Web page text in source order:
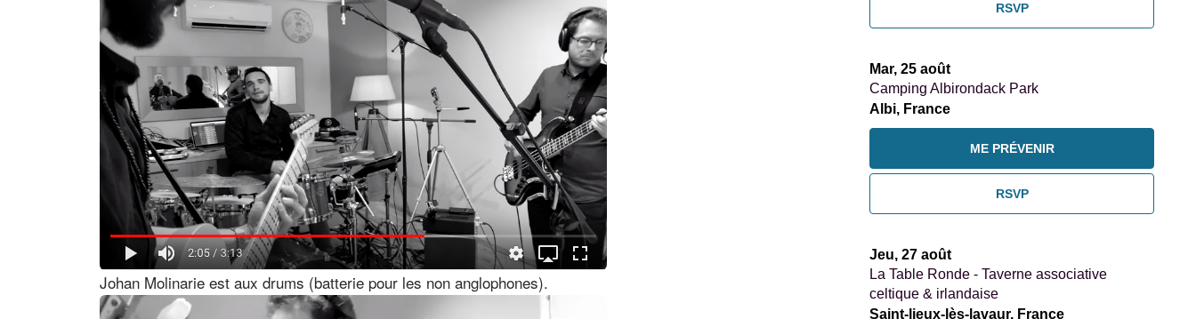
Johan Molinarie est aux drums (batterie pour les non anglophones).
RSVP
Mar, 25 août
Camping Albirondack Park
Albi, France
RSVP
ME PRÉVENIR
Jeu, 27 août
La Table Ronde - Taverne associative
celtique & irlandaise
Saint-lieux-lès-lavaur, France